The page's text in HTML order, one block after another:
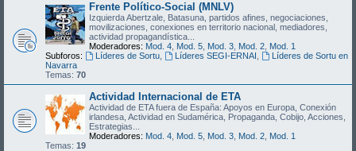
Frente Político-Social (MNLV)
Izquierda Abertzale, Batasuna, partidos afines, negociaciones,
movilizaciones, conexiones en territorio nacional, mediadores,
actividad propagandística...
Moderadores: Mod. 4 Mod. 5 Mod. 3 Mod. 2 Mod. 1
Subforos:
Líderes de Sortu, Líderes SEGI-ERNAI
Líderes de Sortu en
Navarra
Temas: 70
Actividad Internacional de ETA
Actividad de ETA fuera de España: Apoyos en Europa, Conexión
irlandesa, Actividad en Sudamérica, Propaganda, Cobijo, Acciones,
Estrategias...
Moderadores: Mod. 4 Mod. 5 Mod. 3 Mod. 2 Mod. 1
Temas: 19